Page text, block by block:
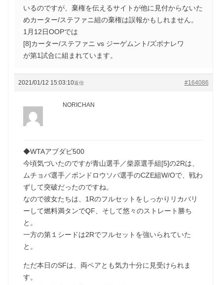
いるのですが、棄権を伝えるサイトが他に見付からないた
めカーター/ステファニ組の棄権は誤報かもしれません。
1月12日OOPでは
[8]カーター/ステファニ vs ジーゲムント/ズボナレワ
が第1試合に組まれています。
2021/01/12 15:03:10 #164086
返信
NORICHAN
◆WTAアブダビ500
今頃気づいたのですが青山選手／柴原選手組[5]の2Rは、
ムチョバ選手／ボンドロウソバ選手のCZE組W/Oで、戦わ
ずして突破だったのですね。
なので彼女たちは、1Rのフルセットをしっかりリカバリ
ーして燃料満タンでQF、そして悠々のストレート勝ち
と。
一方の第１シードは2Rでフルセットを強いられていた
と。
ただ本日のSFは、両ペアとも気力十分に見受けられま
す。